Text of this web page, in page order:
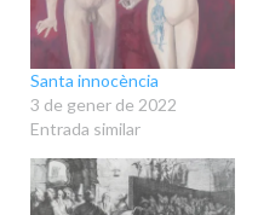
Santa innocència
3 de gener de 2022
Entrada similar